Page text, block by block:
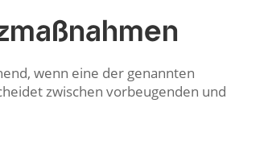
wenn eine der genannten
zwischen vorbeugenden und